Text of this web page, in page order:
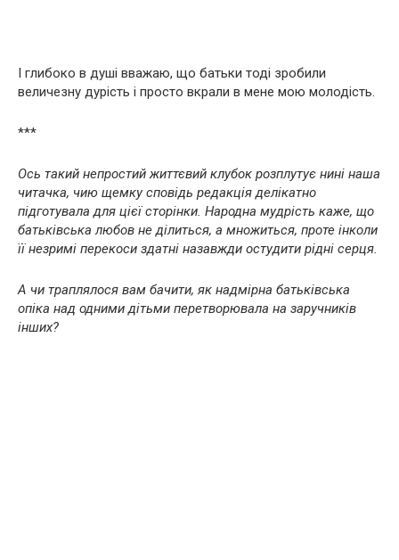
І глибоко в душі вважаю, що батьки тоді зробили
величезну дурість і просто вкрали в мене мою молодість.
***
Ось такий непростий життєвий клубок розплутує нині наша
читачка, чию щемку сповідь редакція делікатно
підготувала для цієї сторінки. Народна мудрість каже, що
батьківська любов не ділиться, а множиться, проте інколи
її незримі перекоси здатні назавжди остудити рідні серця.
А чи траплялося вам бачити, як надмірна батьківська
опіка над одними дітьми перетворювала на заручників
інших?